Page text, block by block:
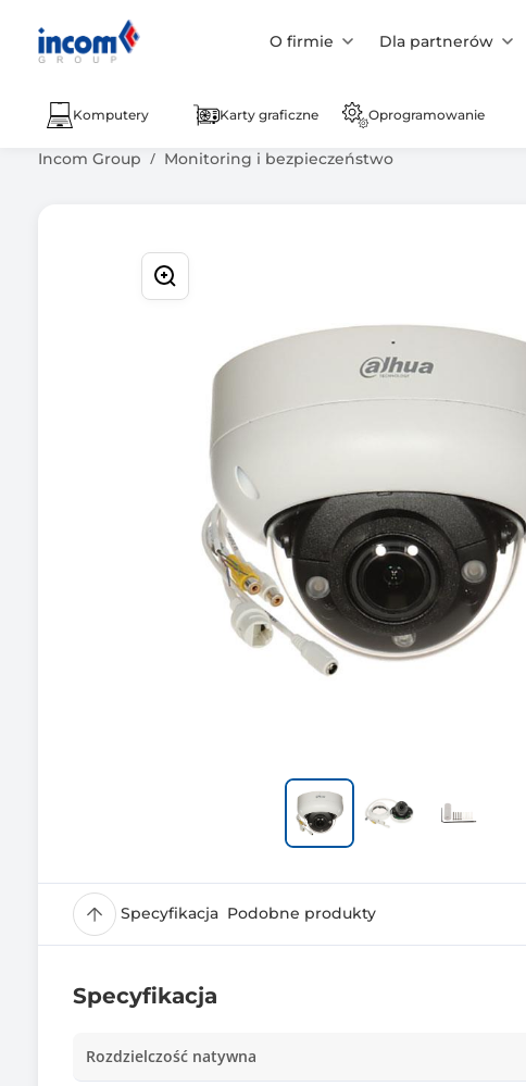
O firmie Dla partnerów
Komputery Karty graficzne Oprogramowanie
Incom Group Monitoring i bezpieczeństwo
Specyfikacja Podobne produkty
Specyfikacja
Rozdzielczość natywna